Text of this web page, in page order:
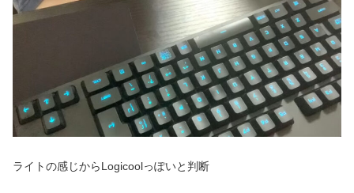
ライトの感じからLogicoolっぽいと判断